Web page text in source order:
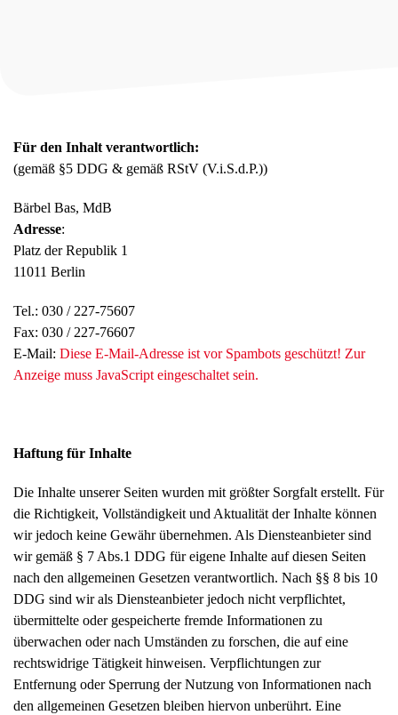
Für den Inhalt verantwortlich:
(gemäß §5 DDG & gemäß RStV (V.i.S.d.P.))
Bärbel Bas, MdB
Adresse:
Platz der Republik 1
11011 Berlin
Tel.: 030 / 227-75607
Fax: 030 / 227-76607
E-Mail: Diese E-Mail-Adresse ist vor Spambots geschützt! Zur
Anzeige muss JavaScript eingeschaltet sein.
Haftung für Inhalte
Die Inhalte unserer Seiten wurden mit größter Sorgfalt erstellt. Für
die Richtigkeit, Vollständigkeit und Aktualität der Inhalte können
wir jedoch keine Gewähr übernehmen. Als Diensteanbieter sind
wir gemäß § 7 Abs.1 DDG für eigene Inhalte auf diesen Seiten
nach den allgemeinen Gesetzen verantwortlich. Nach §§ 8 bis 10
DDG sind wir als Diensteanbieter jedoch nicht verpflichtet,
übermittelte oder gespeicherte fremde Informationen zu
überwachen oder nach Umständen zu forschen, die auf eine
rechtswidrige Tätigkeit hinweisen. Verpflichtungen zur
Entfernung oder Sperrung der Nutzung von Informationen nach
den allgemeinen Gesetzen bleiben hiervon unberührt. Eine